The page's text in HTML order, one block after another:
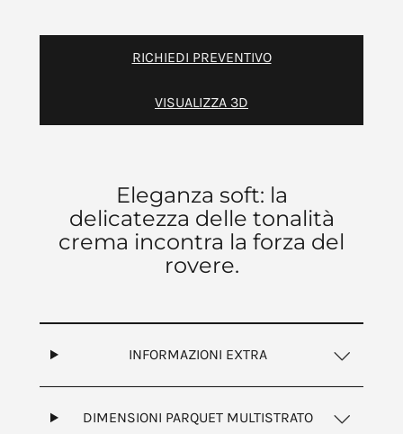
RICHIEDI PREVENTIVO
VISUALIZZA 3D
Eleganza soft: la
delicatezza delle tonalità
crema incontra la forza del
rovere.
INFORMAZIONI EXTRA
DIMENSIONI PARQUET MULTISTRATO